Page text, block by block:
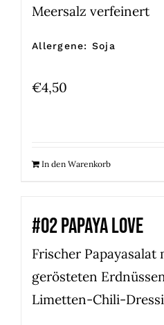
Meersalz verfeinert
Allergene: Soja
€4,50
In den Warenkorb
#02 PAPAYA LOVE
Frischer
gerösteten
Limetten-Chili-